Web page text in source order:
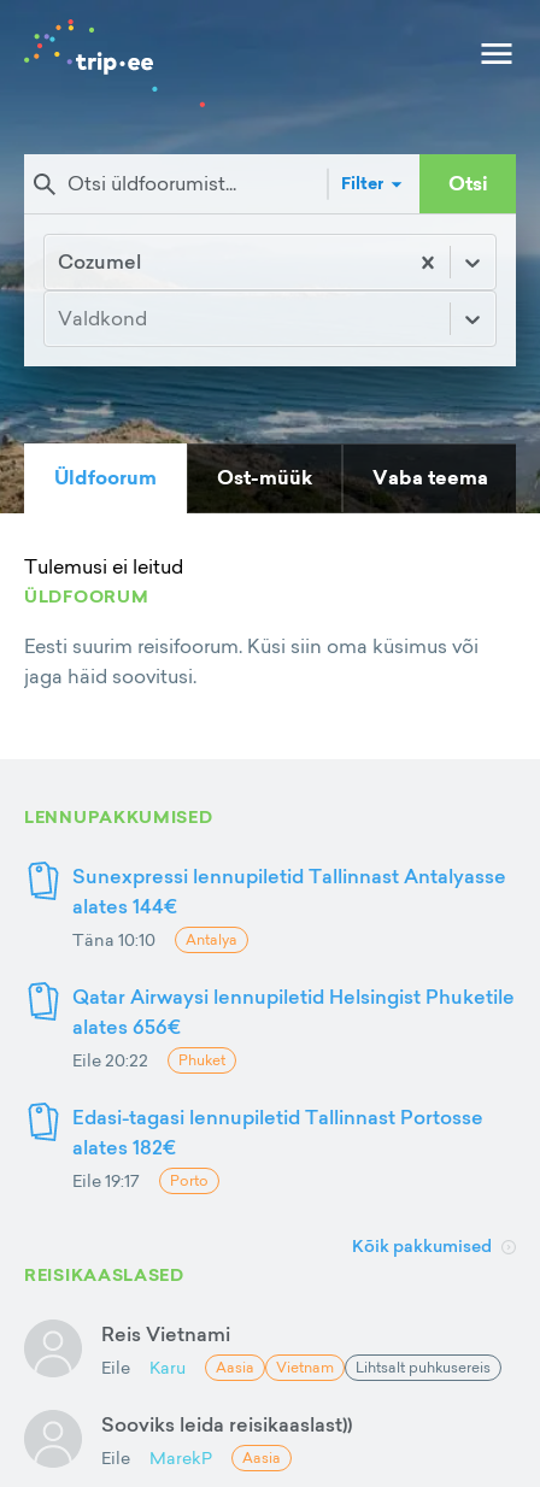
Filter Otsi
Cozumel
Valdkond
Üldfoorum Ost-müük Vaba teema
Tulemusi ei leitud
ÜLDFOORUM
Eesti suurim reisifoorum. Küsi siin oma küsimus või
jaga häid soovitusi.
LENNUPAKKUMISED
Sunexpressi lennupiletid Tallinnast Antalyasse
alates 144€
Täna 10:10 Antalya
Qatar Airwaysi lennupiletid Helsingist Phuketile
alates 656€
Eile 20:22 Phuket
Edasi-tagasi lennupiletid Tallinnast Portosse
alates 182€
Eile 19:17 Porto
Kõik pakkumised
REISIKAASLASED
Reis Vietnami
Eile Karu Aasia Vietnam Lihtsalt puhkusereis
Sooviks leida reisikaaslast))
Eile MarekP Aasia